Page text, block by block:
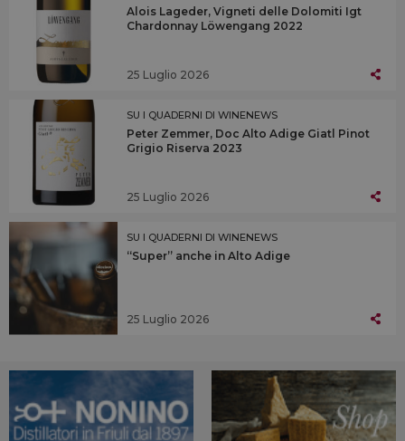
Alois Lageder, Vigneti delle Dolomiti Igt
Chardonnay Löwengang 2022
25 Luglio 2026
SU I QUADERNI DI WINENEWS
Peter Zemmer, Doc Alto Adige Giatl Pinot
Grigio Riserva 2023
25 Luglio 2026
SU I QUADERNI DI WINENEWS
“Super” anche in Alto Adige
25 Luglio 2026